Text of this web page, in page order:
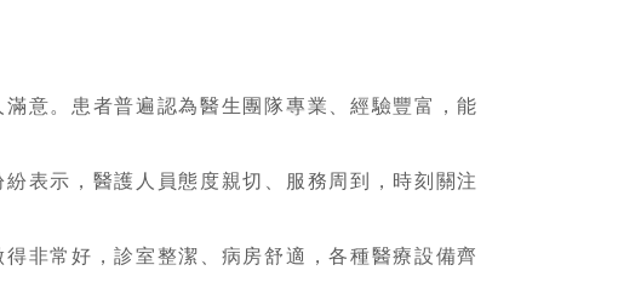
意。患者普遍認為醫生團隊專業、經驗豐富，能
表示，醫護人員態度親切、服務周到，時刻關注
非常好，診室整潔、病房舒適，各種醫療設備齊